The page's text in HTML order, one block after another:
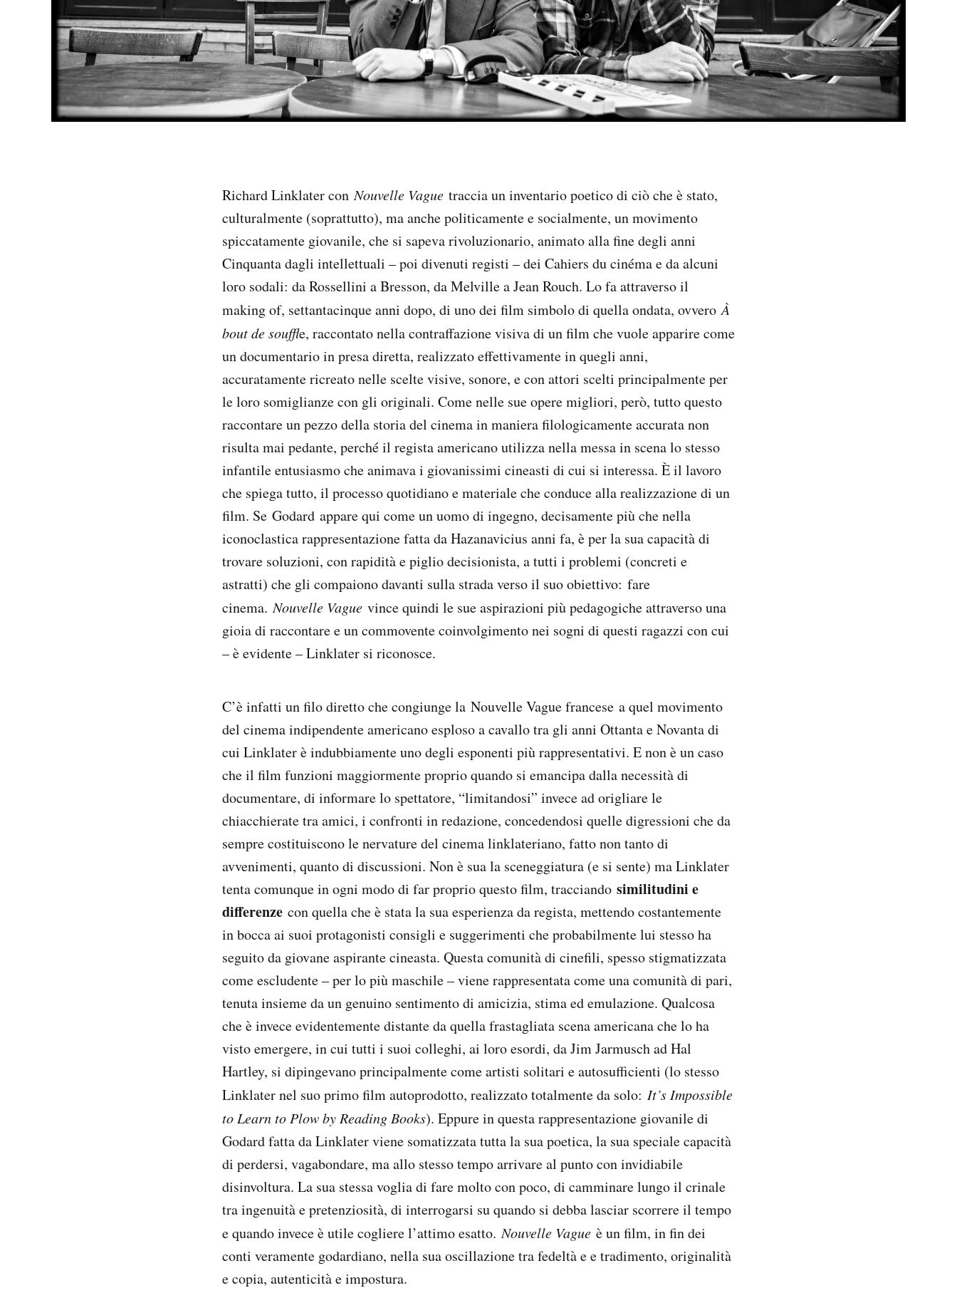
Richard Linklater con Nouvelle Vague traccia un inventario poetico di ciò che è stato,
culturalmente (soprattutto), ma anche politicamente e socialmente, un movimento
spiccatamente giovanile, che si sapeva rivoluzionario, animato alla fine degli anni
Cinquanta dagli intellettuali – poi divenuti registi – dei Cahiers du cinéma e da alcuni
loro sodali: da Rossellini a Bresson, da Melville a Jean Rouch. Lo fa attraverso il
making of, settantacinque anni dopo, di uno dei film simbolo di quella ondata, ovveroÀ
bout de souffle, raccontato nella contraffazione visiva di un film che vuole apparire come
un documentario in presa diretta, realizzato effettivamente in quegli anni,
accuratamente ricreato nelle scelte visive, sonore, e con attori scelti principalmente per
le loro somiglianze con gli originali. Come nelle sue opere migliori, però, tutto questo
raccontare un pezzo della storia del cinema in maniera filologicamente accurata non
risulta mai pedante, perché il regista americano utilizza nella messa in scena lo stesso
infantile entusiasmo che animava i giovanissimi cineasti di cui si interessa. È il lavoro
che spiega tutto, il processo quotidiano e materiale che conduce alla realizzazione di un
film. Se Godard appare qui come un uomo di ingegno, decisamente più che nella
iconoclastica rappresentazione fatta da Hazanavicius anni fa, è per la sua capacità di
trovare soluzioni, con rapidità e piglio decisionista, a tutti i problemi (concreti e
astratti) che gli compaiono davanti sulla strada verso il suo obiettivo: fare
cinema.Nouvelle Vague vince quindi le sue aspirazioni più pedagogiche attraverso una
gioia di raccontare e un commovente coinvolgimento nei sogni di questi ragazzi con cui
– è evidente – Linklater si riconosce.
C’è infatti un filo diretto che congiunge la Nouvelle Vague francese a quel movimento
del cinema indipendente americano esploso a cavallo tra gli anni Ottanta e Novanta di
cui Linklater è indubbiamente uno degli esponenti più rappresentativi. E non è un caso
che il film funzioni maggiormente proprio quando si emancipa dalla necessità di
documentare, di informare lo spettatore, “limitandosi” invece ad origliare le
chiacchierate tra amici, i confronti in redazione, concedendosi quelle digressioni che da
sempre costituiscono le nervature del cinema linklateriano, fatto non tanto di
avvenimenti, quanto di discussioni. Non è sua la sceneggiatura (e si sente) ma Linklater
tenta comunque in ogni modo di far proprio questo film, tracciando similitudini e
differenze con quella che è stata la sua esperienza da regista, mettendo costantemente
in bocca ai suoi protagonisti consigli e suggerimenti che probabilmente lui stesso ha
seguito da giovane aspirante cineasta. Questa comunità di cinefili, spesso stigmatizzata
come escludente – per lo più maschile – viene rappresentata come una comunità di pari,
tenuta insieme da un genuino sentimento di amicizia, stima ed emulazione. Qualcosa
che è invece evidentemente distante da quella frastagliata scena americana che lo ha
visto emergere, in cui tutti i suoi colleghi, ai loro esordi, da Jim Jarmusch ad Hal
Hartley, si dipingevano principalmente come artisti solitari e autosufficienti (lo stesso
Linklater nel suo primo film autoprodotto, realizzato totalmente da solo: It’s Impossible
to Learn to Plow by Reading Books). Eppure in questa rappresentazione giovanile di
Godard fatta da Linklater viene somatizzata tutta la sua poetica, la sua speciale capacità
di perdersi, vagabondare, ma allo stesso tempo arrivare al punto con invidiabile
disinvoltura. La sua stessa voglia di fare molto con poco, di camminare lungo il crinale
tra ingenuità e pretenziosità, di interrogarsi su quando si debba lasciar scorrere il tempo
e quando invece è utile cogliere l’attimo esatto. Nouvelle Vague è un film, in fin dei
conti veramente godardiano, nella sua oscillazione tra fedeltà e e tradimento, originalità
e copia, autenticità e impostura.